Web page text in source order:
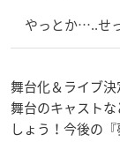
やっとか…..せ
舞台化＆ライブ
舞台のキャスト
しょう！ 今後の『